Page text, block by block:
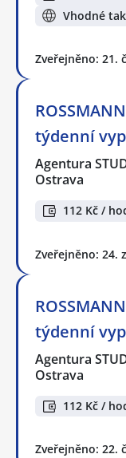
Vhodné
Zveřejněno: 21.
týdenní
Agentura
Ostrava
112 Kč /
Zveřejněno: 24.
týdenní
Agentura
Ostrava
112 Kč /
Zveřejněno: 22.